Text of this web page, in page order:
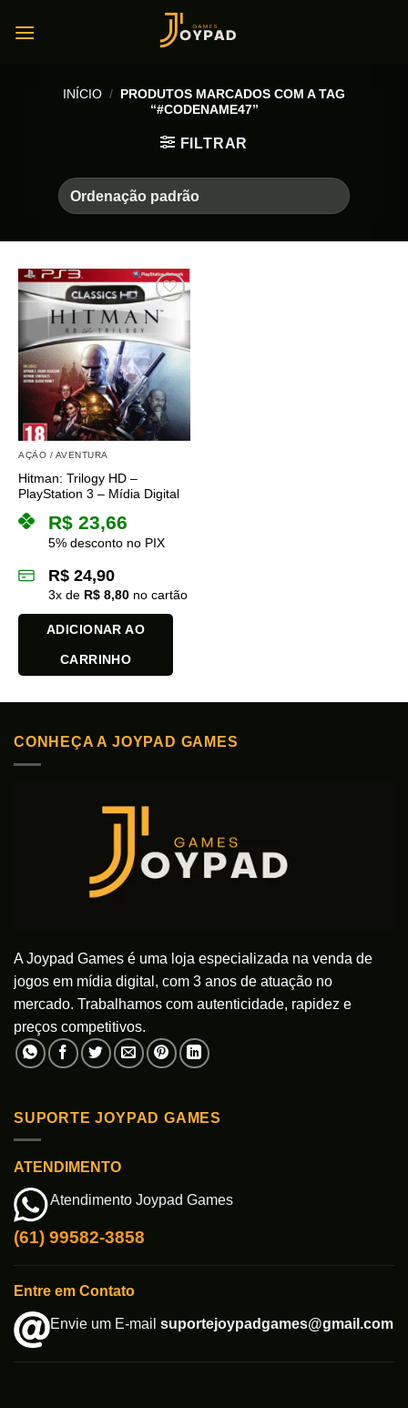
INÍCIO / PRODUTOS MARCADOS COM A TAG
“#CODENAME47”
FILTRAR
AÇÃO / AVENTURA
Hitman: Trilogy HD –
PlayStation 3 – Mídia Digital
R$ 23,66
5% desconto no PIX
R$ 24,90
3x de R$ 8,80 no cartão
ADICIONAR AO
CARRINHO
CONHEÇA A JOYPAD GAMES
A Joypad Games é uma loja especializada na venda de
jogos em mídia digital, com 3 anos de atuação no
mercado. Trabalhamos com autenticidade, rapidez e
preços competitivos.
SUPORTE JOYPAD GAMES
ATENDIMENTO
Atendimento Joypad Games
(61) 99582-3858
Entre em Contato
Envie um E-mail suportejoypadgames@gmail.com